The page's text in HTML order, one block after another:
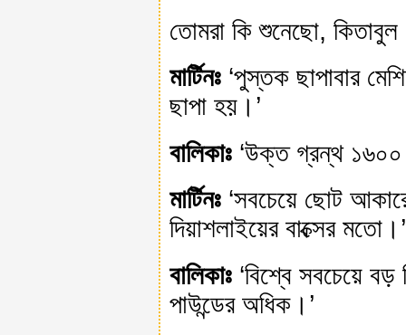
তোমরা কি শুনেছো, কিতাবুল
মার্টিনঃ ‘পুস্তক ছাপাবার
ছাপা হয়।’
বালিকাঃ ‘উক্ত গ্রন্থ ১৬০০
মার্টিনঃ ‘সবচেয়ে ছোট
দিয়াশলাইয়ের বাক্সের মতো।’
বালিকাঃ ‘বিশ্বে সবচেয়ে
পাউন্ডের অধিক।’